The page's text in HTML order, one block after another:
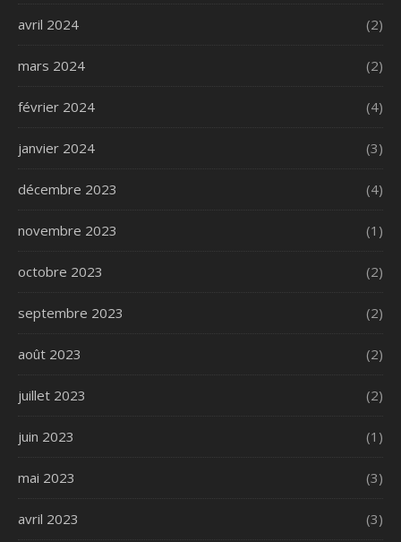
avril 2024 (2)
mars 2024 (2)
février 2024 (4)
janvier 2024 (3)
décembre 2023 (4)
novembre 2023 (1)
octobre 2023 (2)
septembre 2023 (2)
août 2023 (2)
juillet 2023 (2)
juin 2023 (1)
mai 2023 (3)
avril 2023 (3)